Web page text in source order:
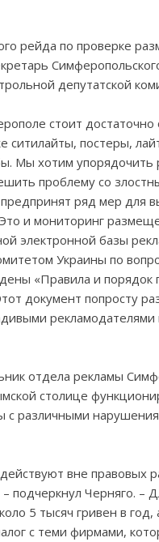
рейда по проверке
депутатской
стоит
постеры,
Мы хотим
проблему со
ряд мер для
и мониторинг
электронной базы
Украины по
«Правила и порядок
документ попросту
отдела рекламы
столице
различными
вне правовых
подчеркнул Черняго. –
5 тысяч гривен в
с теми фирмами,